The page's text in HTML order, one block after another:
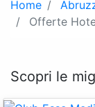
Home
Offerte
Scopri le